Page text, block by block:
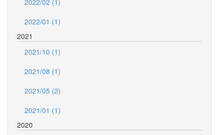
2022/02 (1)
2022/01 (1)
2021
2021/10 (1)
2021/08 (1)
2021/05 (2)
2021/01 (1)
2020